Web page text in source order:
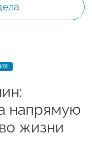
напрямую
жизни